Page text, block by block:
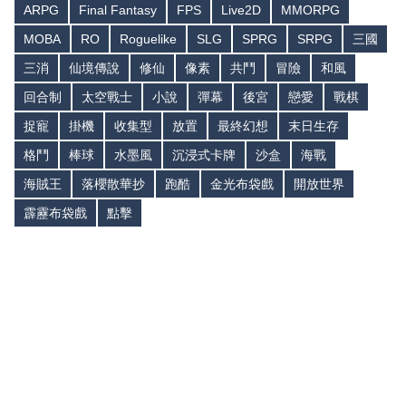
ARPG Final Fantasy FPS Live2D
MMORPG
MOBA
RO Roguelike SLG SPRG SRPG
三國
三消
仙境傳說 修仙 像素 共鬥 冒險
和風
回合制
太空戰士 小說 彈幕 後宮 戀愛
戰棋
捉寵
掛機 收集型 放置 最終幻想
末日生存
格鬥
棒球 水墨風 沉浸式卡牌 沙盒
海戰
海賊王
落櫻散華抄 跑酷 金光布袋戲
開放世界
霹靂布袋戲
點擊